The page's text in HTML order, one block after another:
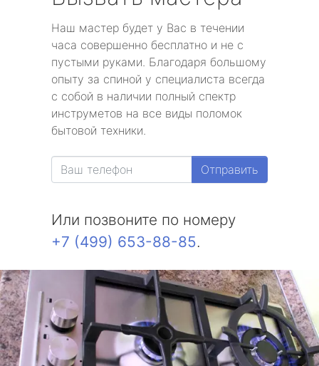
Наш мастер будет у Вас в течении
часа совершенно бесплатно и не с
пустыми руками. Благодаря большому
опыту за спиной у специалиста всегда
с собой в наличии полный спектр
инструметов на все виды поломок
бытовой техники.
Отправить
Или позвоните по номеру
+7 (499) 653-88-85.